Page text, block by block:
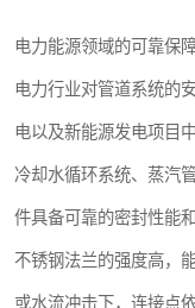
电力能源领域的可靠保
电力行业对管道系统的
电以及新能源发电项目中
冷却水循环系统、蒸汽
件具备可靠的密封性能
不锈钢法兰的强度高，
或水流冲击下，连接点